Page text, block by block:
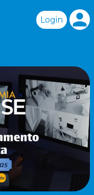
person